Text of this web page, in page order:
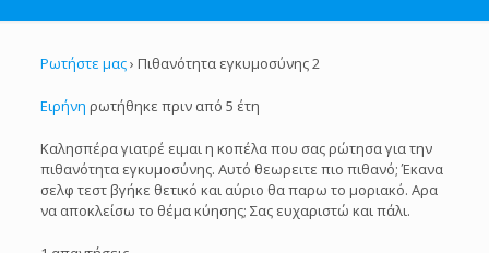
Ρωτήστε μας› Πιθανότητα εγκυμοσύνης 2
Ειρήνη ρωτήθηκε πριν από 5 έτη
Καλησπέρα γιατρέ ειμαι η κοπέλα που σας ρώτησα για την
πιθανότητα εγκυμοσύνης. Αυτό θεωρειτε πιο πιθανό; Έκανα
σελφ τεστ βγήκε θετικό και αύριο θα παρω το μοριακό. Αρα
να αποκλείσω το θέμα κύησης; Σας ευχαριστώ και πάλι.